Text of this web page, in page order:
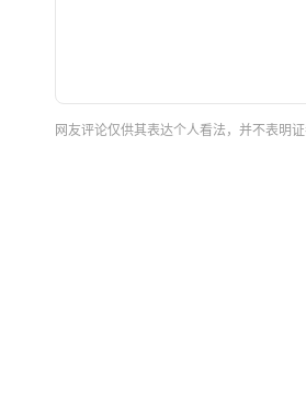
网友评论仅供其表达个人看法，并不表明